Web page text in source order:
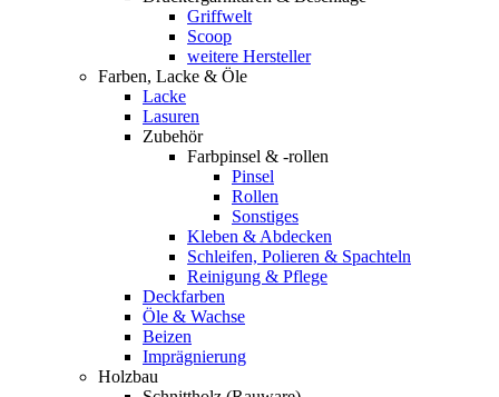
Griffwelt
Scoop
weitere Hersteller
Farben, Lacke & Öle
Lacke
Lasuren
Zubehör
Farbpinsel & -rollen
Pinsel
Rollen
Sonstiges
Kleben & Abdecken
Schleifen, Polieren & Spachteln
Reinigung & Pflege
Deckfarben
Öle & Wachse
Beizen
Imprägnierung
Holzbau